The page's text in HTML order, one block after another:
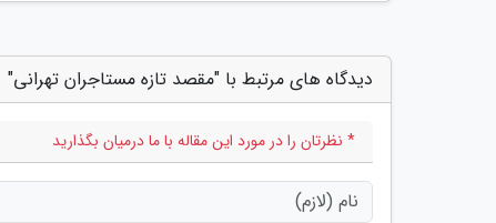
دیدگاه های مرتبط با "مقصد تازه مستاجران تهرانی"
* نظرتان را در مورد این مقاله با ما درمیان بگذارید